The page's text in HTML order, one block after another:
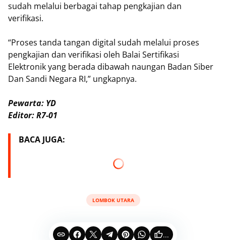
sudah melalui berbagai tahap pengkajian dan
verifikasi.
“Proses tanda tangan digital sudah melalui proses
pengkajian dan verifikasi oleh Balai Sertifikasi
Elektronik yang berada dibawah naungan Badan Siber
Dan Sandi Negara RI,” ungkapnya.
Pewarta: YD
Editor: R7-01
BACA JUGA:
LOMBOK UTARA
...